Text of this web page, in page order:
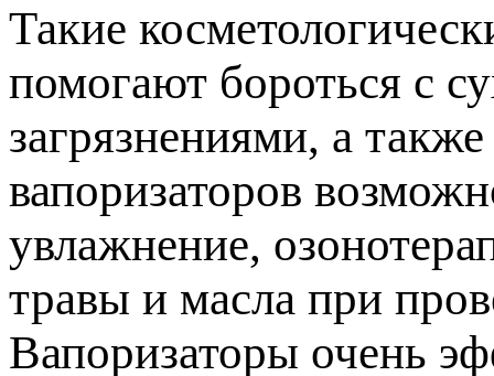
Такие
помогают бороться с
загрязнениями, а
вапоризаторов
увлажнение,
травы и масла при
Вапоризаторы очень